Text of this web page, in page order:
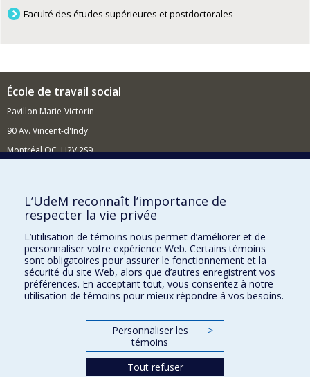
Faculté des études supérieures et postdoctorales
École de travail social
Pavillon Marie-Victorin
90 Av. Vincent-d'Indy
Montréal QC H2V 2S9
Comment soutenir l'École?
BESOIN D'AIDE?
Plan du site
Signaler une erreur
Accessibilité
FACULTÉ DES ARTS ET DES SCIENCES
Nos départements et écoles
L’UdeM reconnaît l’importance de
respecter la vie privée
L’utilisation de témoins nous permet d’améliorer et de
personnaliser votre expérience Web. Certains témoins
sont obligatoires pour assurer le fonctionnement et la
sécurité du site Web, alors que d’autres enregistrent vos
préférences. En acceptant tout, vous consentez à notre
utilisation de témoins pour mieux répondre à vos besoins.
Personnaliser les
témoins
>
Tout refuser